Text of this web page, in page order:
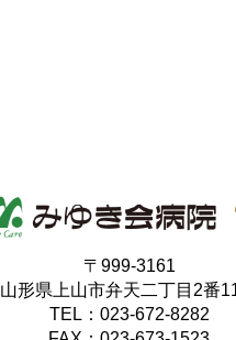
〒999-3161
山形県上山市弁天二丁目2番
TEL：023-672-8282